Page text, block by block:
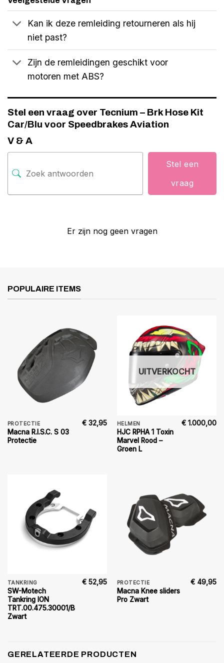
Kan ik deze remleiding retourneren als hij
niet past?
Zijn de remleidingen geschikt voor
motoren met ABS?
Stel een vraag over Tecnium – Brk Hose Kit
Car/Blu voor Speedbrakes Aviation
V & A
Stel een
vraag
Er zijn nog geen vragen
POPULAIRE ITEMS
PROTECTIE
Macna R.I.S.C. S 03
Protectie
€ 32,95
UITVERKOCHT
HELMEN
HJC RPHA 1 Toxin
Marvel Rood –
Groen L
€ 1.000,00
TANKRING
SW-Motech
Tankring ION
TRT.00.475.30001/B
Zwart
€ 52,95 PROTECTIE
Macna Knee sliders
Pro Zwart
€ 49,95
GERELATEERDE PRODUCTEN